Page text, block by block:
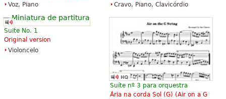
Voz, Piano
Cravo, Piano, Clavicórdio
Suite No. 1
Original version
Violoncelo
Suíte nº 3 para orquestra
Ária na corda Sol (G) (Air on a G